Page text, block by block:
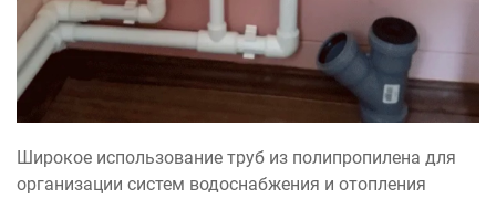
Широкое использование труб из полипропилена для
организации систем водоснабжения и отопления